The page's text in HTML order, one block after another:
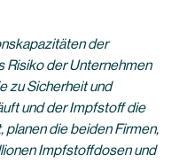
der
Risiko der Unternehmen
zu Sicherheit und
und der Impfstoff die
planen die beiden Firmen,
Impfstoffdosen und